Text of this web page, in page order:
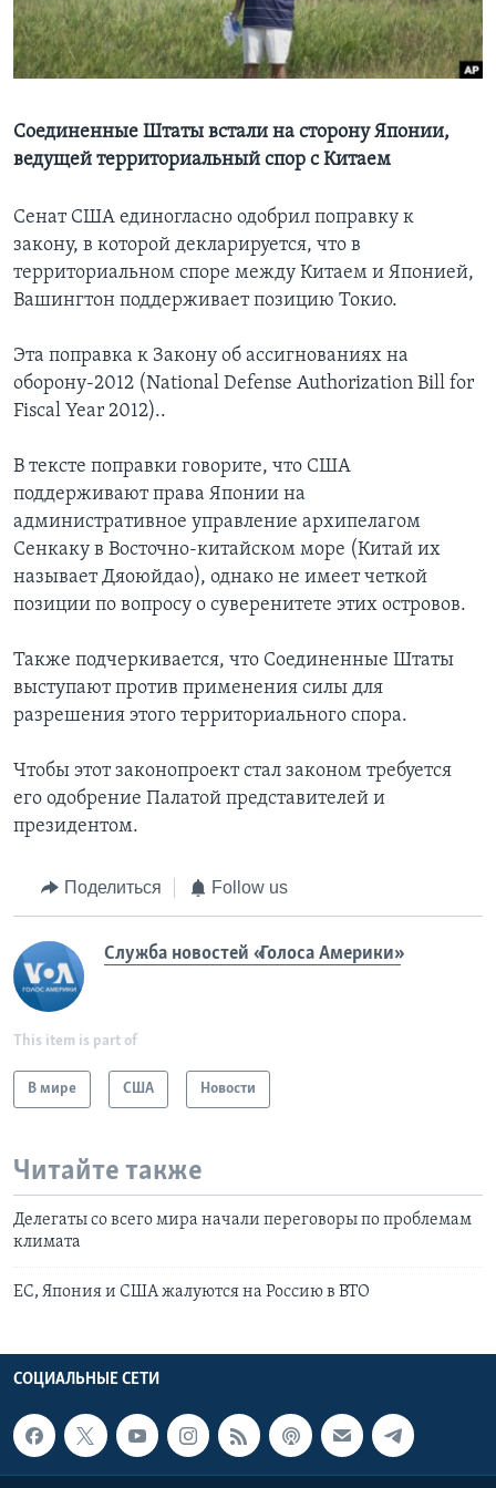
Learning English
Соединенные Штаты встали на сторону Японии,
ведущей территориальный спор с Китаем
Сенат США единогласно одобрил поправку к
закону, в которой декларируется, что в
территориальном споре между Китаем и Японией,
Вашингтон поддерживает позицию Токио.
Эта поправка к Закону об ассигнованиях на
оборону-2012 (National Defense Authorization Bill for
Fiscal Year 2012)..
В тексте поправки говорите, что США
поддерживают права Японии на
административное управление архипелагом
Сенкаку в Восточно-китайском море (Китай их
называет Дяоюйдао), однако не имеет четкой
позиции по вопросу о суверенитете этих островов.
Также подчеркивается, что Соединенные Штаты
выступают против применения силы для
разрешения этого территориального спора.
Чтобы этот законопроект стал законом требуется
его одобрение Палатой представителей и
президентом.
Поделиться Follow us
Служба новостей «Голоса Америки»
This item is part of
В мире США Новости
Читайте также
Делегаты со всего мира начали переговоры по проблемам
климата
ЕС, Япония и США жалуются на Россию в ВТО
СОЦИАЛЬНЫЕ СЕТИ